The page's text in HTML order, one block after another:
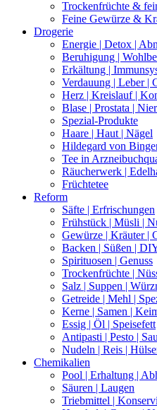
Trockenfrüchte &
Feine Gewürze &
Drogerie
Energie | Detox |
Beruhigung |
Erkältung |
Verdauung | Leber |
Herz | Kreislauf |
Blase | Prostata |
Spezial-Produkte
Haare | Haut | Nägel
Hildegard von
Tee in
Räucherwerk |
Früchtetee
Reform
Säfte | Erfrischungen
Frühstück | Müsli |
Gewürze | Kräuter |
Backen | Süßen |
Spirituosen | Genuss
Trockenfrüchte |
Salz | Suppen |
Getreide | Mehl |
Kerne | Samen |
Essig | Öl | Speisefett
Antipasti | Pesto |
Nudeln | Reis |
Chemikalien
Pool | Erhaltung |
Säuren | Laugen
Triebmittel |